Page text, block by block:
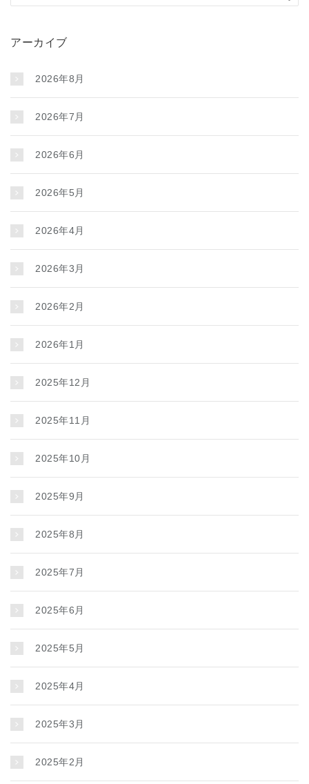
アーカイブ
2026年8月
2026年7月
2026年6月
2026年5月
2026年4月
2026年3月
2026年2月
2026年1月
2025年12月
2025年11月
2025年10月
2025年9月
2025年8月
2025年7月
2025年6月
2025年5月
2025年4月
2025年3月
2025年2月